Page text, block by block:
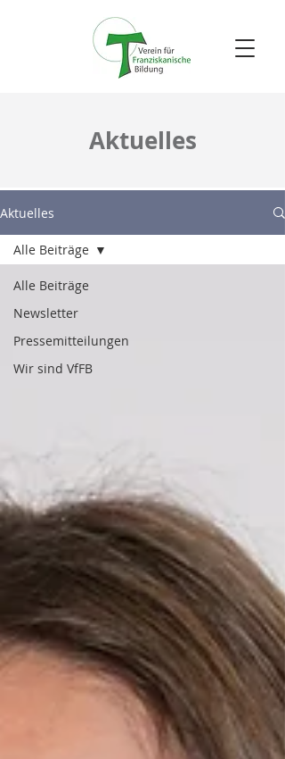
Aktuelles
Aktuelles
Alle Beiträge
Newsletter
Pressemitteilungen
Wir sind VfFB
Alle Beiträge